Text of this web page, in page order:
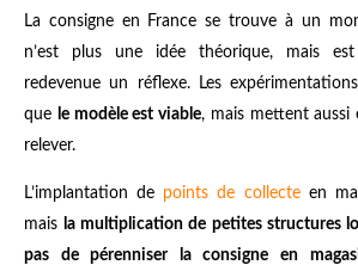
La consigne en France se trouve à un
n’est plus une idée théorique, mais
redevenue un réflexe. Les
que le modèle est viable, mais mettent aussi
relever.
L’implantation de points de collecteen
mais la multiplication de petites structures
pas de pérenniser la consigne en